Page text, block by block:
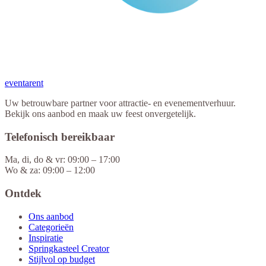
eventarent
Uw betrouwbare partner voor attractie- en evenementverhuur.
Bekijk ons aanbod en maak uw feest onvergetelijk.
Telefonisch bereikbaar
Ma, di, do & vr: 09:00 – 17:00
Wo & za: 09:00 – 12:00
Ontdek
Ons aanbod
Categorieën
Inspiratie
Springkasteel Creator
Stijlvol op budget